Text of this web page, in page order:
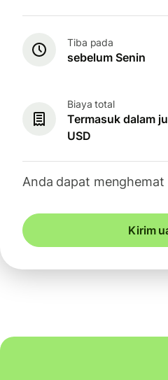
Tiba pada
sebelum Senin
Biaya total
Termasuk dalam
USD
Anda dapat menghemat
Kirim